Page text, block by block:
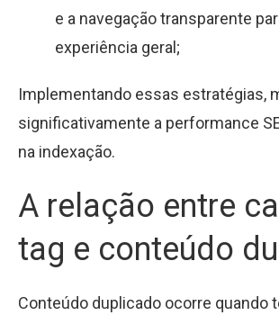
e a navegação transparente
experiência geral;
Implementando essas estratégias,
significativamente a performance
na indexação.
A relação entre
tag e conteúdo
Conteúdo duplicado ocorre quando